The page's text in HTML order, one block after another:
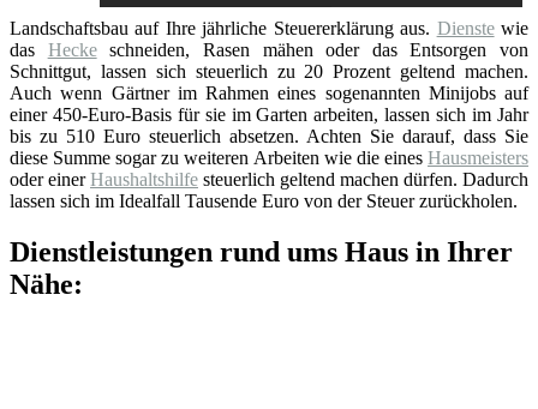
Landschaftsbau auf Ihre jährliche Steuererklärung aus. Dienstewie
das Heckeschneiden, Rasen mähen oder das Entsorgen von
Schnittgut, lassen sich steuerlich zu 20 Prozent geltend machen.
Auch wenn Gärtner im Rahmen eines sogenannten Minijobs auf
einer 450-Euro-Basis für sie im Garten arbeiten, lassen sich im Jahr
bis zu 510 Euro steuerlich absetzen. Achten Sie darauf, dass Sie
diese Summe sogar zu weiteren Arbeiten wie die eines Hausmeisters
oder einerHaushaltshilfe steuerlich geltend machen dürfen. Dadurch
lassen sich im Idealfall Tausende Euro von der Steuer zurückholen.
Dienstleistungen rund ums Haus in Ihrer
Nähe: